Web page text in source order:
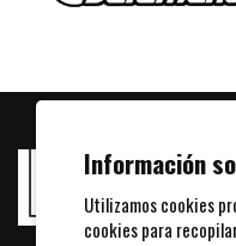
Información
Utilizamos cookies
cookies para